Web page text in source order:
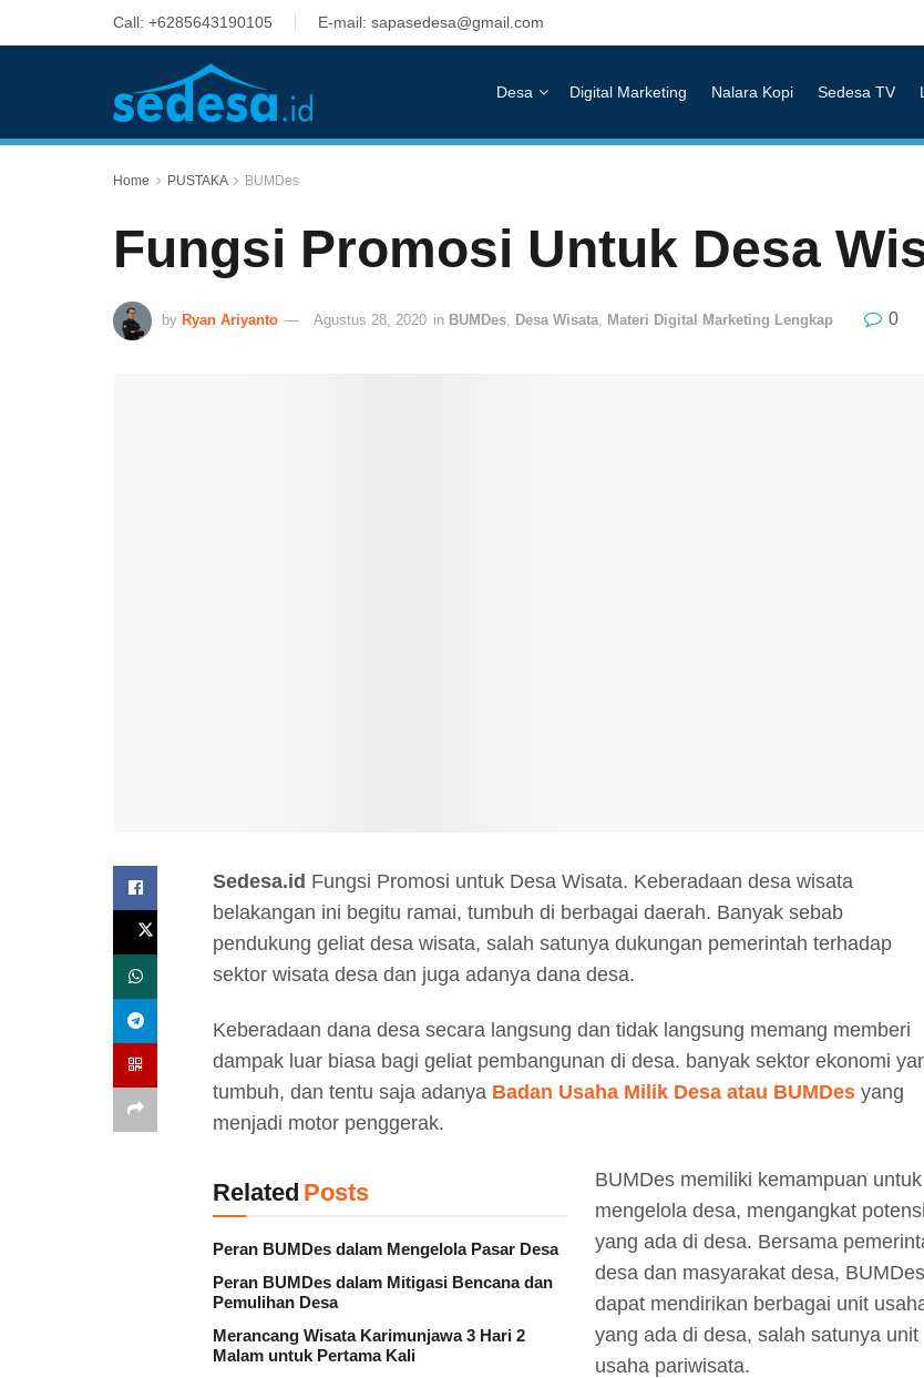
Call: +6285643190105 E-mail: sapasedesa@gmail.com
Desa Digital Marketing Nalara Kopi Sedesa TV
Home PUSTAKA BUMDes
Fungsi Promosi Untuk Desa
by Ryan Ariyanto Agustus 28, 2020 in BUMDes, Desa Wisata, Materi Digital Marketing Lengkap 0
Sedesa.id Fungsi Promosi untuk Desa Wisata. Keberadaan desa wisata
belakangan ini begitu ramai, tumbuh di berbagai daerah. Banyak sebab
pendukung geliat desa wisata, salah satunya dukungan pemerintah terhadap
sektor wisata desa dan juga adanya dana desa.
Keberadaan dana desa secara langsung dan tidak langsung memang memberi
dampak luar biasa bagi geliat pembangunan di desa. banyak sektor ekonomi
tumbuh, dan tentu saja adanya Badan Usaha Milik Desa atau BUMDes yang
menjadi motor penggerak.
Related Posts
Peran BUMDes dalam Mengelola Pasar Desa
Peran BUMDes dalam Mitigasi Bencana dan
Pemulihan Desa
Merancang Wisata Karimunjawa 3 Hari 2
Malam untuk Pertama Kali
BUMDes memiliki kemampuan untuk
mengelola desa, mengangkat potensi
yang ada di desa. Bersama
desa dan masyarakat desa, BUMDes
dapat mendirikan berbagai unit
yang ada di desa, salah satunya unit
usaha pariwisata.